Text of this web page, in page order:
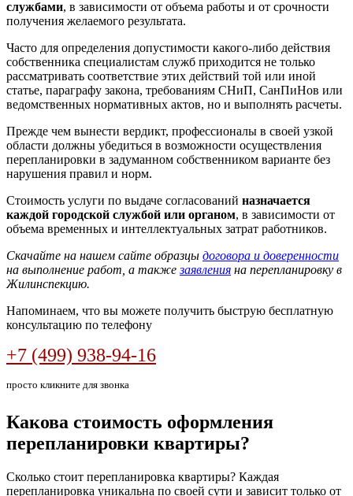
службами, в зависимости от объема работы и от срочности
получения желаемого результата.
Часто для определения допустимости какого-либо действия
собственника специалистам служб приходится не только
рассматривать соответствие этих действий той или иной
статье, параграфу закона, требованиям СНиП, СанПиНов или
ведомственных нормативных актов, но и выполнять расчеты.
Прежде чем вынести вердикт, профессионалы в своей узкой
области должны убедиться в возможности осуществления
перепланировки в задуманном собственником варианте без
нарушения правил и норм.
Стоимость услуги по выдаче согласований назначается
каждой городской службой или органом, в зависимости от
объема временных и интеллектуальных затрат работников.
Скачайте на нашем сайте образцы договора и доверенности
на выполнение работ, а такжезаявления на перепланировку в
Жилинспекцию.
Напоминаем, что вы можете получить быструю бесплатную
консультацию по телефону
+7 (499) 938-94-16
просто кликните для звонка
Какова стоимость оформления
перепланировки квартиры?
Сколько стоит перепланировка квартиры? Каждая
перепланировка уникальна по своей сути и зависит только от